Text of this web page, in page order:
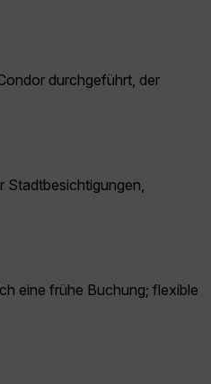
durchgeführt, der
Stadtbesichtigungen,
eine frühe Buchung; flexible